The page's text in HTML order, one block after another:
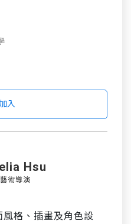
入
Hsu
術導演
格、插畫及角色設